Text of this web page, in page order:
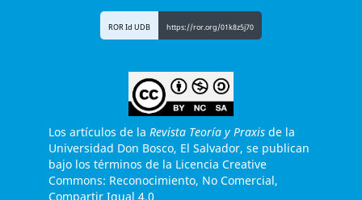
ROR Id UDB https://ror.org/01k8z5j70
Los artículos de la Revista Teoría y Praxisde la
Universidad Don Bosco, El Salvador, se publican
bajo los términos de la Licencia Creative
Commons: Reconocimiento, No Comercial,
Compartir Igual 4.0